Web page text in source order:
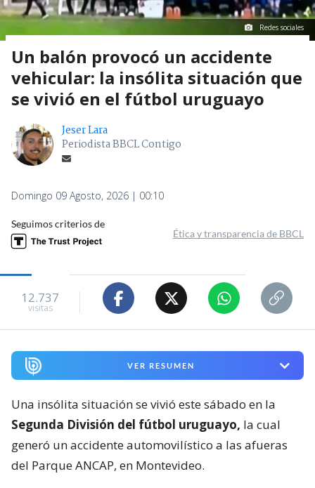
Redes sociales
Un balón provocó un accidente
vehicular: la insólita situación que
se vivió en el fútbol uruguayo
Jeser Lara
Periodista BBCL Contigo
Domingo 09 Agosto, 2026 | 00:10
Seguimos criterios de
Ética y transparencia de BBCL
12.737
visitas
VER RESUMEN
Una insólita situación se vivió este sábado en la
Segunda División del fútbol uruguayo, la cual
generó un accidente automovilístico a las afueras
del Parque ANCAP, en Montevideo.